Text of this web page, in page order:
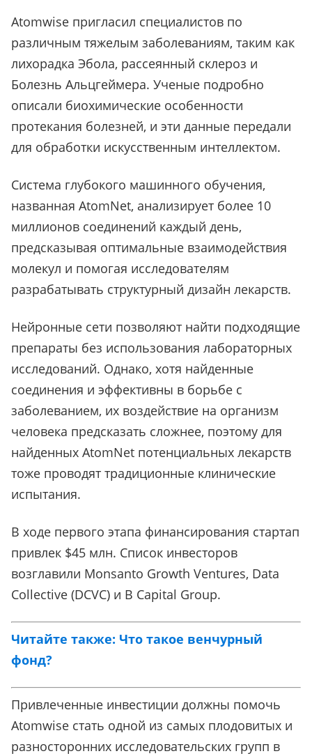
Atomwise пригласил специалистов по
различным тяжелым заболеваниям, таким как
лихорадка Эбола, рассеянный склероз и
Болезнь Альцгеймера. Ученые подробно
описали биохимические особенности
протекания болезней, и эти данные передали
для обработки искусственным интеллектом.
Система глубокого машинного обучения,
названная AtomNet, анализирует более 10
миллионов соединений каждый день,
предсказывая оптимальные взаимодействия
молекул и помогая исследователям
разрабатывать структурный дизайн лекарств.
Нейронные сети позволяют найти подходящие
препараты без использования лабораторных
исследований. Однако, хотя найденные
соединения и эффективны в борьбе с
заболеванием, их воздействие на организм
человека предсказать сложнее, поэтому для
найденных AtomNet потенциальных лекарств
тоже проводят традиционные клинические
испытания.
В ходе первого этапа финансирования стартап
привлек $45 млн. Список инвесторов
возглавили Monsanto Growth Ventures, Data
Collective (DCVC) и B Capital Group.
Читайте также: Что такое венчурный
фонд?
Привлеченные инвестиции должны помочь
Atomwise стать одной из самых плодовитых и
разносторонних исследовательских групп в